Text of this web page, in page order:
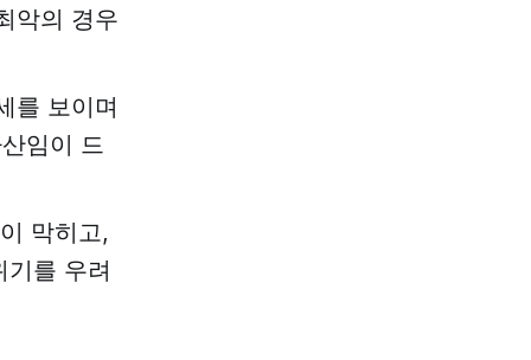
악의 경우
를 보이며
임이 드
막히고,
를 우려